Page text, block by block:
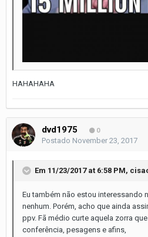
HAHAHAHA
dvd1975 0
Postado November 23, 2017
Em 11/23/2017 at 6:58 PM,
Eu também não estou interessando
nenhum. Porém, acho que ainda
ppv. Fã médio curte aquela zorra
conferência, pesagens e afins,